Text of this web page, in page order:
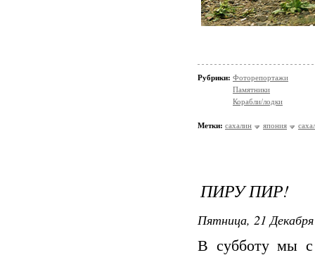
Рубрики: Фоторепортажи
Памятники
Корабли/лодки
Метки: сахалин япония
ПИРУ ПИР!
Пятница, 21
В субботу мы